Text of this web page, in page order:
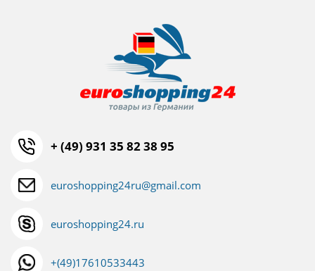
+ (49) 931 35 82 38 95
euroshopping24ru@gmail.com
euroshopping24.ru
+(49)17610533443